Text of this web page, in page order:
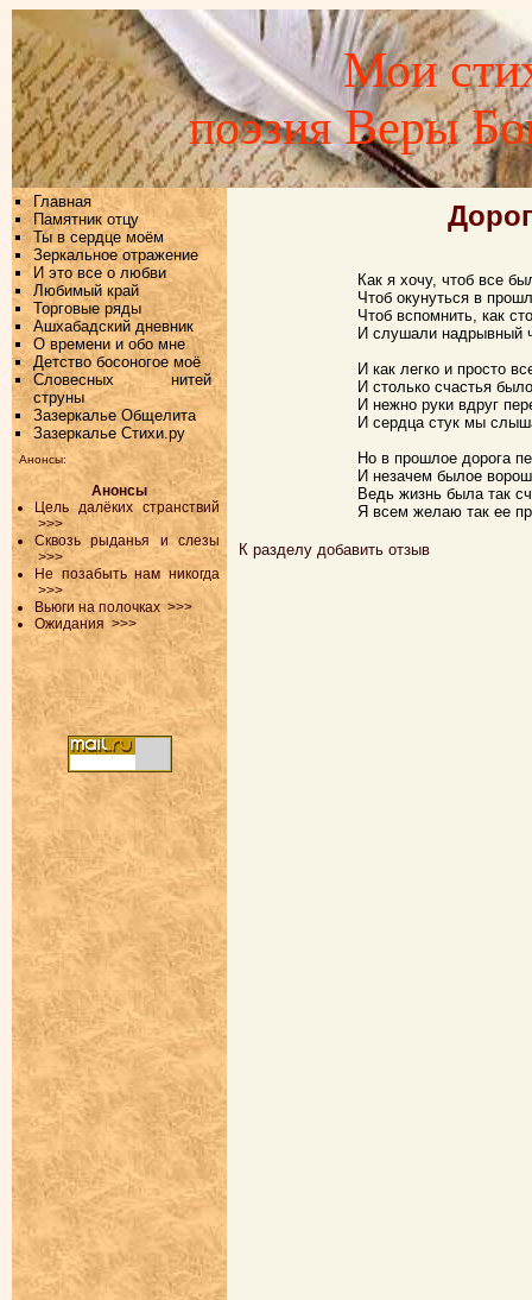
Мои
поэзия Веры
Главная
Памятник отцу
Ты в сердце моём
Зеркальное отражение
И это все о любви
Любимый край
Торговые ряды
Ашхабадский дневник
О времени и обо мне
Детство босоногое моё
Словесных нитей
струны
Зазеркалье Общелита
Зазеркалье Стихи.ру
Анонсы:
Анонсы
Цель далёких странствий
>>>
Сквозь рыданья и слезы
>>>
Не позабыть нам никогда
>>>
Вьюги на полочках >>>
Ожидания >>>
Как я хочу, чтоб все
Чтоб окунуться в
Чтоб вспомнить, как
И слушали надрывный
И как легко и просто
И столько счастья
И нежно руки вдруг
И сердца стук мы
Но в прошлое дорога
И незачем былое
Ведь жизнь была так
Я всем желаю так ее
К разделу добавить отзыв